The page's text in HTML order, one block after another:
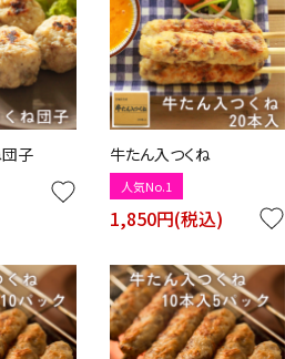
団子
favorite
牛たん入つくね
人気No.1
1,850円(税込) favorite